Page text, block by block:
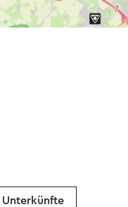
Unterkünfte